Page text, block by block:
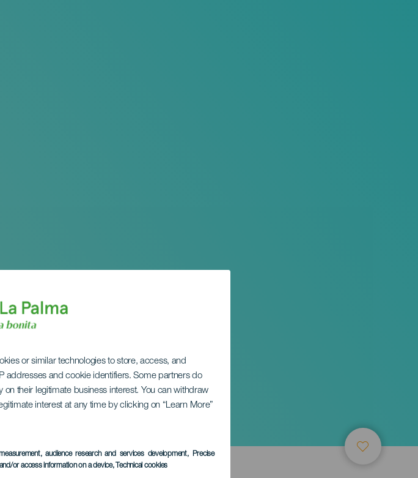
or similar technologies to store, access, and
addresses and cookie identifiers. Some partners do
their legitimate business interest. You can withdraw
interest at any time by clicking on “Learn More”
audience research and services development, Precise
or access information on a device, Technical cookies
concierto